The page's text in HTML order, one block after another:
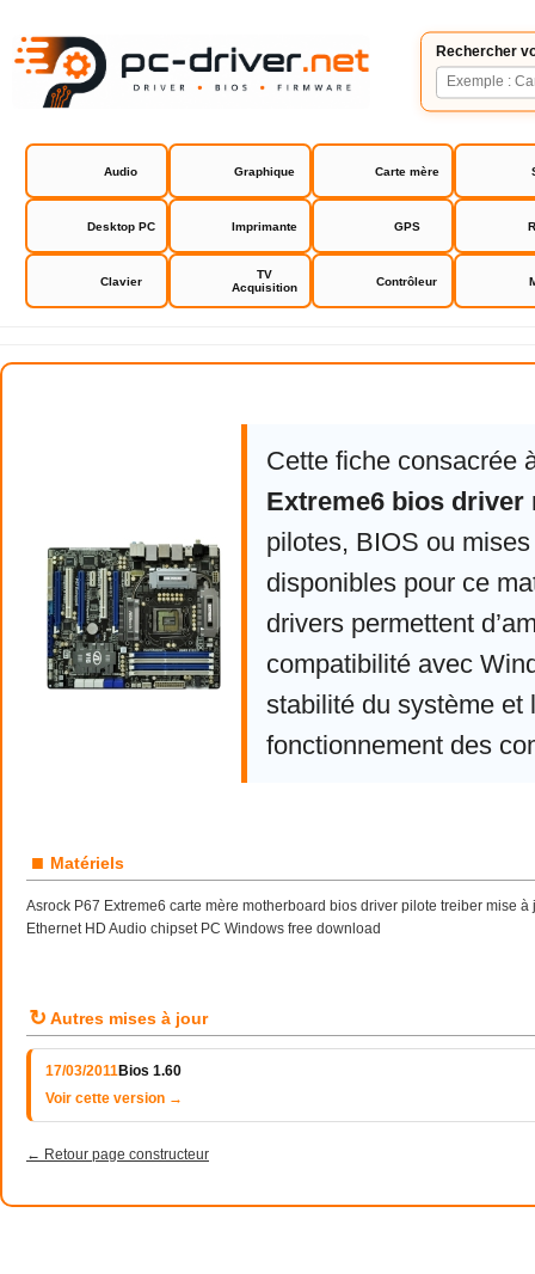
Rechercher
Audio Graphique Carte mère
Desktop PC Imprimante GPS
Clavier
TV
Acquisition
Contrôleur
Asrock P67 Extreme6 bios driver
Cette fiche consacrée
Extreme6 bios driver
pilotes, BIOS ou
disponibles pour ce
drivers permettent
compatibilité avec
stabilité du système et
fonctionnement des
■ Matériels
Asrock P67 Extreme6 carte mère motherboard bios driver pilote treiber mise
Ethernet HD Audio chipset PC Windows free download
↻ Autres mises à jour
17/03/2011Bios 1.60
Voir cette version →
← Retour page constructeur